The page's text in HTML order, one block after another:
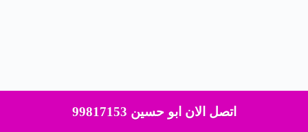
حقوق النشر © لعام 2026 محفوظة لموقع اعمار
اتصل الان ابو حسين 99817153